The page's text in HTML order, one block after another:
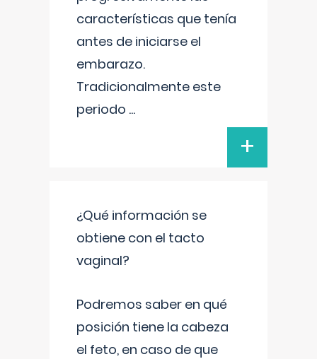
características que tenía
antes de iniciarse el
embarazo.
Tradicionalmente este
periodo ...
+
¿Qué información se
obtiene con el tacto
vaginal?
Podremos saber en qué
posición tiene la cabeza
el feto, en caso de que